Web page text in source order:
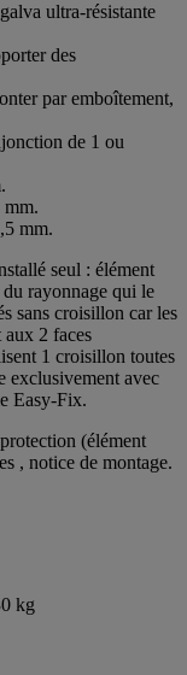
ultra-résistante
des
par emboîtement,
de 1 ou
mm.
mm.
seul : élément
rayonnage qui le
sans croisillon car les
aux 2 faces
1 croisillon toutes
exclusivement avec
Easy-Fix.
(élément
, notice de montage.
kg